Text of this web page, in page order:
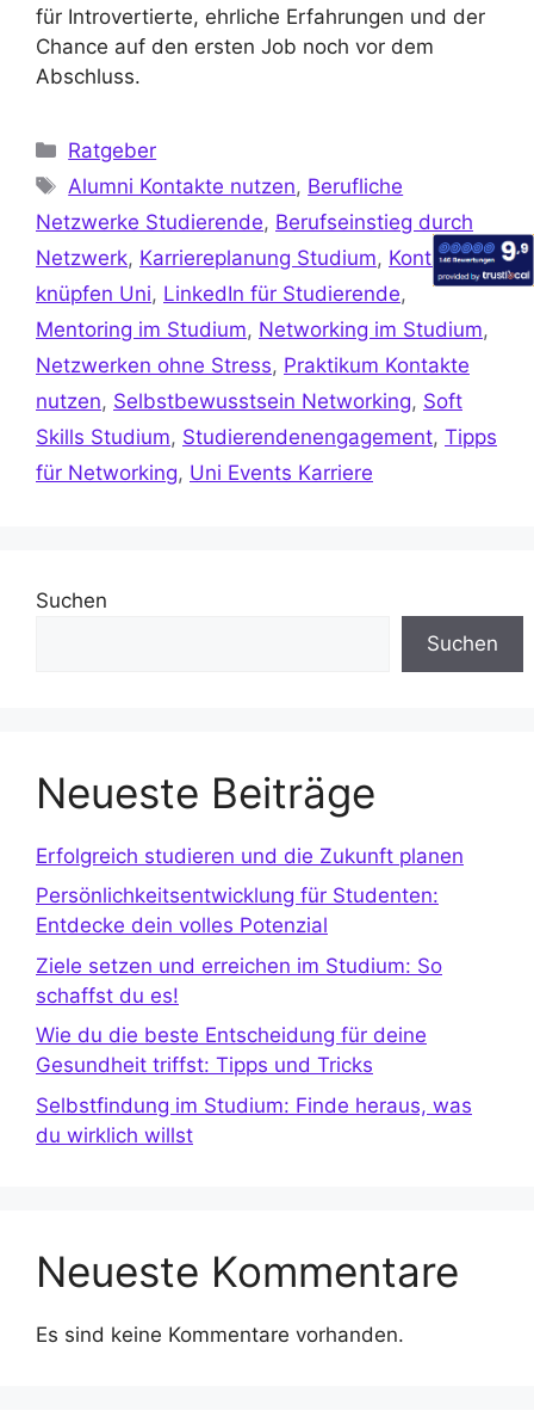
für Introvertierte, ehrliche Erfahrungen und der
Chance auf den ersten Job noch vor dem
Abschluss.
Ratgeber
Alumni Kontakte nutzen, Berufliche
Netzwerke Studierende, Berufseinstieg durch
Netzwerk, Karriereplanung Studium, Kontakte
knüpfen Uni, LinkedIn für Studierende,
Mentoring im Studium, Networking im Studium,
Netzwerken ohne Stress, Praktikum Kontakte
nutzen, Selbstbewusstsein Networking, Soft
Skills Studium, Studierendenengagement, Tipps
für Networking, Uni Events Karriere
Suchen
Suchen
Neueste Beiträge
Erfolgreich studieren und die Zukunft planen
Persönlichkeitsentwicklung für Studenten:
Entdecke dein volles Potenzial
Ziele setzen und erreichen im Studium: So
schaffst du es!
Wie du die beste Entscheidung für deine
Gesundheit triffst: Tipps und Tricks
Selbstfindung im Studium: Finde heraus, was
du wirklich willst
Neueste Kommentare
Es sind keine Kommentare vorhanden.